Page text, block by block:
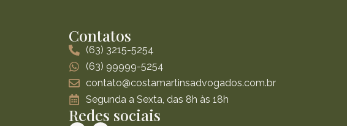
Contatos
(63) 3215-5254
(63) 99999-5254
contato@costamartinsadvogados.com.br
Segunda a Sexta, das 8h às 18h
Redes sociais